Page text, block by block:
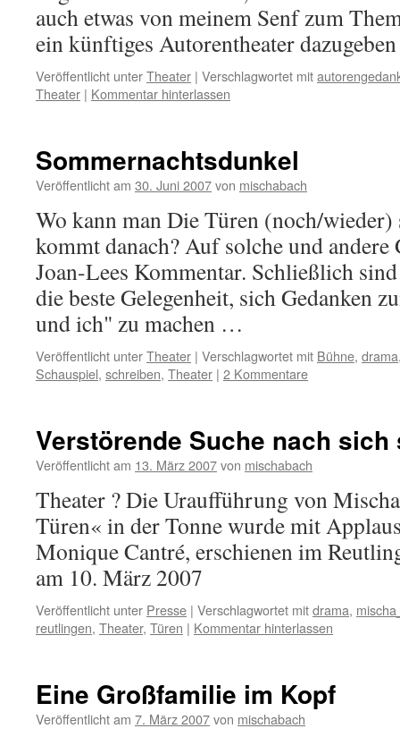
auch etwas von meinem Senf zum
ein künftiges Autorentheater
Veröffentlicht unterTheater | Verschlagwortet mit
Theater | Kommentar hinterlassen
Sommernachtsdunkel
Veröffentlicht am 30. Juni 2007von mischabach
Wo kann man Die Türen (noch/wieder)
kommt danach? Auf solche und
Joan-Lees Kommentar. Schließlich
die beste Gelegenheit, sich Gedanken
und ich" zu machen …
Veröffentlicht unterTheater | Verschlagwortet mit Bühne, drama
Schauspiel, schreiben, Theater | 2 Kommentare
Verstörende Suche nach sich
Veröffentlicht am 13. März 2007von mischabach
Theater ? Die Uraufführung von
Türen« in der Tonne wurde mit
Monique Cantré, erschienen im
am 10. März 2007
Veröffentlicht unter Presse | Verschlagwortet mitdrama,
reutlingen, Theater, Türen | Kommentar hinterlassen
Eine Großfamilie im Kopf
Veröffentlicht am 7. März 2007von mischabach